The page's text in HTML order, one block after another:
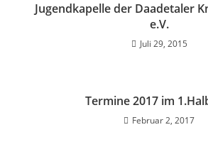
Jugendkapelle der Daadetaler
e.V.
Juli 29, 2015
Termine 2017 im
Februar 2, 2017